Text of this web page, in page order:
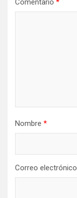
Comentario *
Nombre *
Correo electrónico